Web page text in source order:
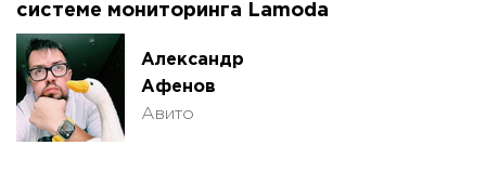
системе мониторинга Lamoda
Александр
Афенов
Авито